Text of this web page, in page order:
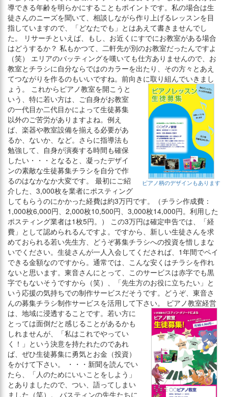
導できる年齢を明らかにすることもポイントです。私の場合は生
徒さんのニーズを聞いて、相談しながら作り上げるレッスンを目
指していますので、「どなたでも」とはあえて書きませんでし
た。 リサーチといえば、もし、お近くにすでにお教室がある場合
はどうするか？ 私もかつて、二軒先が別のお教室だったんですよ
（笑） エリアのバッティングを嘆いても仕方ありませんので、お
教室とチラシに自分ならではのカラーを出たり、その方々とあえ
てつながりを作るのもいいですね。前向きに取り組んでいきまし
ょう。
ピアノ柄のデザインもあります
これからピアノ教室を開こうと
いう、特に若い方は、ご自身がお教室
の一代目か二代目かによって生徒募集
以外のご苦労がありますよね。例え
ば、楽器や教室設備を揃える必要があ
るか、ないか、など。さらに指導法も
勉強して、自身が演奏する時間も確保
したい・・・となると、凝ったデザイ
ンの素敵な生徒募集チラシを自分で作
るのはなかなか大変です。 最初にご紹
介した、3,000枚を業者にポスティング
してもらうのにかかった経費は約3万円です。（チラシ作成費：
1,000枚6,000円、2,000枚10,500円、3,000枚14,000円。利用した
ポスティング業者は1枚5円。） この3万円は確定申告では、「経
費」として認められるんですよ。ですから、新しい生徒さんを求
めておられる若い先生方、どうぞ募集チラシへの投資を惜しまな
いでください。生徒さんが一人入会してくだされば、1年間でペイ
できる金額なのですから。通常では、こんな安くはチラシを作れ
ないと思います。東音さんにとって、このサービスは赤字でも黒
字でもないそうですから（笑）、「先生方のお役に立ちたい」と
いう応援の気持ちでの制作サービスだそうです。どうぞ、東音さ
んの募集チラシ制作サービスを活用して下さい。 ピアノ教室経営
は、地域に浸透することです。若い方に
とっては面倒だと感じることがあるかも
しれませんが、「私はこれでやってい
く！」という決意を持たれたのであれ
ば、ぜひ生徒募集に勇気とお金（投資）
をかけて下さい。 ・・・新聞を読んでい
たら、「人のためにいいことをしよう」
とありましたので、つい、語ってしまい
ました（笑）。 バスティンの先生たちに